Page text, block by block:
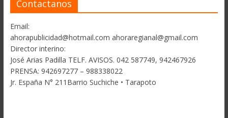
Contactanos
Email:
ahorapublicidad@hotmail.com ahoraregianal@gmail.com
Director interino:
José Arias Padilla TELF. AVISOS. 042 587749, 942467926
PRENSA: 942697277 – 988338022
Jr. España N° 211Barrio Suchiche • Tarapoto